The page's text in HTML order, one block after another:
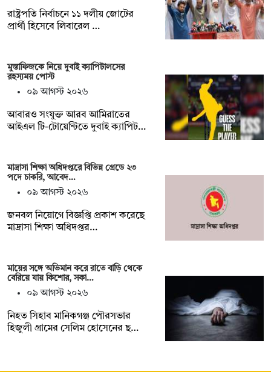
রাষ্ট্রপতি নির্বাচনে ১১ দলীয় জোটের
প্রার্থী হিসেবে লিবারেল …
মুস্তাফিজকে নিয়ে দুবাই ক্যাপিটালসের
রহস্যময় পোস্ট
০৯ আগস্ট ২০২৬
আবারও সংযুক্ত আরব আমিরাতের
আইএল টি-টোয়েন্টিতে দুবাই ক্যাপিট…
মাদ্রাসা শিক্ষা অধিদপ্তরে বিভিন্ন গ্রেডে ২৩
পদে চাকরি, আবেদ…
০৯ আগস্ট ২০২৬
জনবল নিয়োগে বিজ্ঞপ্তি প্রকাশ করেছে
মাদ্রাসা শিক্ষা অধিদপ্তর…
মায়ের সঙ্গে অভিমান করে রাতে বাড়ি থেকে
বেরিয়ে যায় কিশোর, সকা…
০৯ আগস্ট ২০২৬
নিহত সিহাব মানিকগঞ্জ পৌরসভার
হিজুলী গ্রামের সেলিম হোসেনের ছ…